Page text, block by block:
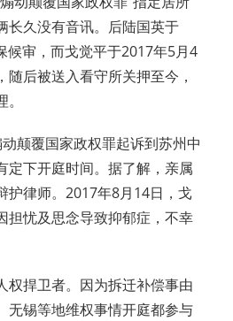
长久没有音讯。后陆国英于
候审，而戈觉平于2017年5月4
随后被送入看守所关押至今，
颠覆国家政权罪起诉到苏州中
定下开庭时间。据了解，亲属
护律师。2017年8月14日，戈
担忧及思念导致抑郁症，不幸
权捍卫者。因为拆迁补偿事由
无锡等地维权事情开庭都参与